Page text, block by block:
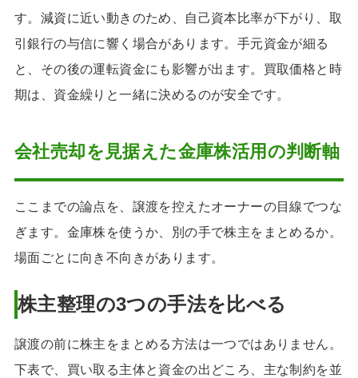
す。減資に近い動きのため、自己資本比率が下がり、取
引銀行の与信に響く場合があります。手元資金が細る
と、その後の運転資金にも影響が出ます。買取価格と時
期は、資金繰りと一緒に決めるのが安全です。
会社売却を見据えた金庫株活用の判断軸
ここまでの論点を、譲渡を控えたオーナーの目線でつな
ぎます。金庫株を使うか、別の手で株主をまとめるか。
場面ごとに向き不向きがあります。
株主整理の3つの手法を比べる
譲渡の前に株主をまとめる方法は一つではありません。
下表で、買い取る主体と資金の出どころ、主な制約を並